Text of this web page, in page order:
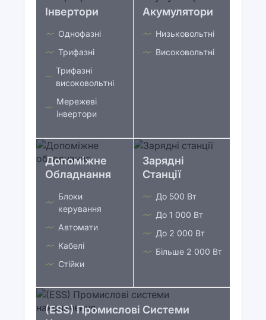
Інвертори
Однофазні
Трифазні
Трифазні
високовольтні
Мережеві
інвертори
Акумулятори
Низьковольтні
Високовольтні
Допоміжне
Обладнання
Блоки
керування
Автомати
Кабелі
Стійки
Зарядні
Станції
До 500 Вт
До 1 000 Вт
До 2 000 Вт
Більше 2 000 Вт
(ESS) Промислові Системи